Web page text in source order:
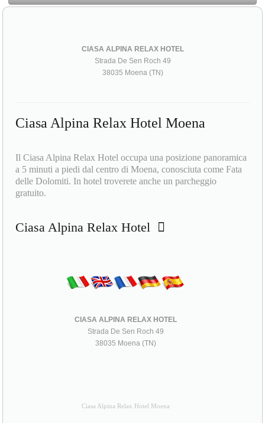
CIASA ALPINA RELAX HOTEL
Strada De Sen Roch 49
38035 Moena (TN)
Ciasa Alpina Relax Hotel Moena
Il Ciasa Alpina Relax Hotel occupa una posizione panoramica
a 5 minuti a piedi dal centro di Moena, conosciuta come Fata
delle Dolomiti. In hotel troverete anche un parcheggio
gratuito.
Ciasa Alpina Relax Hotel
CIASA ALPINA RELAX HOTEL
Strada De Sen Roch 49
38035 Moena (TN)
Ciasa Alpina Relax Hotel Moena